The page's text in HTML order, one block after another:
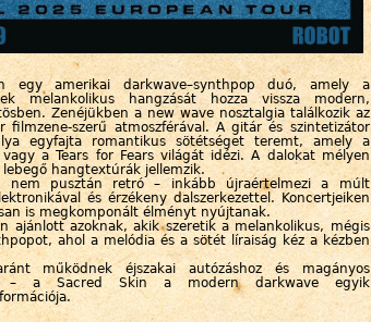
egy amerikai darkwave–synthpop duó, amely a
melankolikus hangzását hozza vissza modern,
Zenéjükben a new wave nosztalgia találkozik az
filmzene-szerű atmoszférával. A gitár és szintetizátor
egyfajta romantikus sötétséget teremt, amely a
vagy a Tears for Fears világát idézi. A dalokat mélyen
hangtextúrák jellemzik.
nem pusztán retró – inkább újraértelmezi a múlt
és érzékeny dalszerkezettel. Koncertjeiken
is megkomponált élményt nyújtanak.
ajánlott azoknak, akik szeretik a melankolikus, mégis
ahol a melódia és a sötét líraiság kéz a kézben
működnek éjszakai autózáshoz és magányos
– a Sacred Skin a modern darkwave egyik